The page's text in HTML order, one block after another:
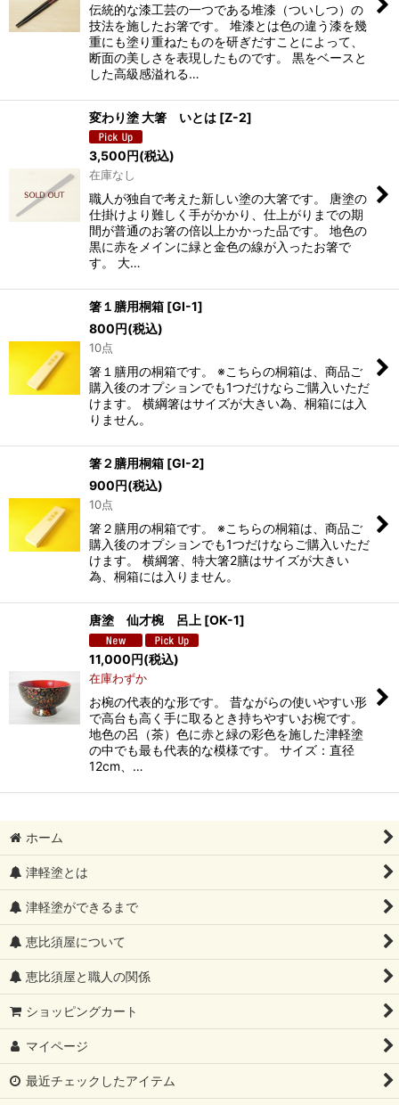
伝統的な漆工芸の一つである堆漆（ついしつ）の
技法を施したお箸です。 堆漆とは色の違う漆を幾
重にも塗り重ねたものを研ぎだすことによって、
断面の美しさを表現したものです。 黒をベースと
した高級感溢れる…
変わり塗 大箸 いとは [Z-2]
3,500円(税込)
在庫なし
職人が独自で考えた新しい塗の大箸です。 唐塗の
仕掛けより難しく手がかかり、仕上がりまでの期
間が普通のお箸の倍以上かかった品です。 地色の
黒に赤をメインに緑と金色の線が入ったお箸で
す。 大…
箸１膳用桐箱 [GI-1]
800円(税込)
10点
箸１膳用の桐箱です。 ※こちらの桐箱は、商品ご
購入後のオプションでも1つだけならご購入いただ
けます。 横綱箸はサイズが大きい為、桐箱には入
りません。
箸２膳用桐箱 [GI-2]
900円(税込)
10点
箸２膳用の桐箱です。 ※こちらの桐箱は、商品ご
購入後のオプションでも1つだけならご購入いただ
けます。 横綱箸、特大箸2膳はサイズが大きい
為、桐箱には入りません。
唐塗 仙才椀 呂上 [OK-1]
11,000円(税込)
在庫わずか
お椀の代表的な形です。 昔ながらの使いやすい形
で高台も高く手に取るとき持ちやすいお椀です。
地色の呂（茶）色に赤と緑の彩色を施した津軽塗
の中でも最も代表的な模様です。 サイズ：直径
12cm、…
ホーム
津軽塗とは
津軽塗ができるまで
恵比須屋について
恵比須屋と職人の関係
ショッピングカート
マイページ
最近チェックしたアイテム